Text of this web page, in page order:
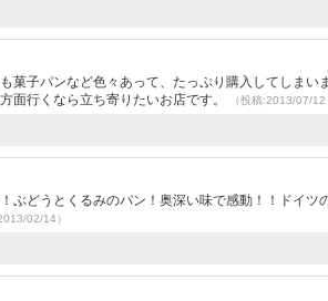
菓子パンなど色々あって、たっぷり購入してしまい
面行くなら立ち寄りたいお店です。
（投稿:2013/07/
ぶどうとくるみのパン！奥深い味で感動！！ドイツ
02/14）